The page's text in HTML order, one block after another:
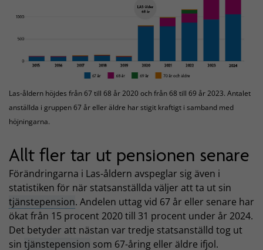
Las-åldern höjdes från 67 till 68 år 2020 och från 68 till 69 år 2023. Antalet
anställda i gruppen 67 år eller äldre har stigit kraftigt i samband med
höjningarna.
Allt fler tar ut pensionen senare
Förändringarna i Las-åldern avspeglar sig även i
statistiken för när statsanställda väljer att ta ut sin
tjänstepension. Andelen uttag vid 67 år eller senare har
ökat från 15 procent 2020 till 31 procent under år 2024.
Det betyder att nästan var tredje statsanställd tog ut
sin tjänstepension som 67-åring eller äldre ifjol.